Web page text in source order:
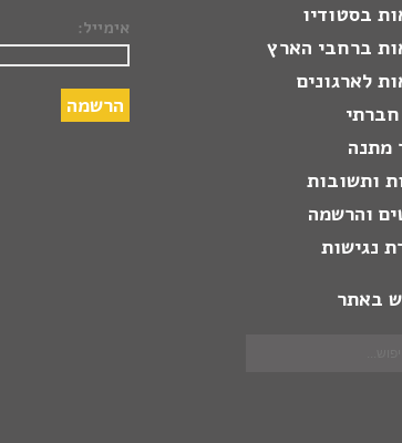
אימייל:
בסטודיו
ברחבי הארץ
לארגונים
מתנה
ותשובות
והרשמה
נגישות
באתר